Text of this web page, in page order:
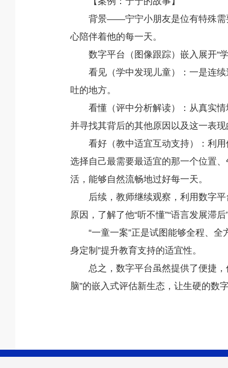
背景——宁宁小朋友是位有特殊需
心陪伴着他的每一天。
数字平台（图像跟踪）嵌入展开“
看见（学中发现儿童）：一是连
吐的地方。
看懂（评中分析解读）：从真实
并寻找其背后的其他原因以及这一表
看好（教中适宜互动支持）：利
选择自己最需要最适宜的那一个位置
活，能够自然流畅地过好每一天。
后续，教师继续观察，利用数字平
原因，了解了他“听不懂”“语言发展滞
“一童一案”正是试图能够全程、
身定制”提升教育支持的适宜性。
总之，数字平台虽然提供了便捷
脑”的嵌入式评估新生态，让生硬的数